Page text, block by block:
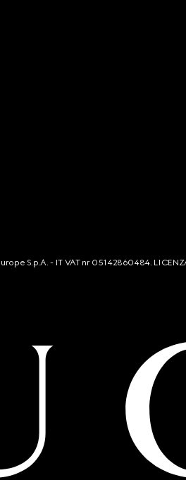
S.p.A. - IT VAT nr 05142860484.